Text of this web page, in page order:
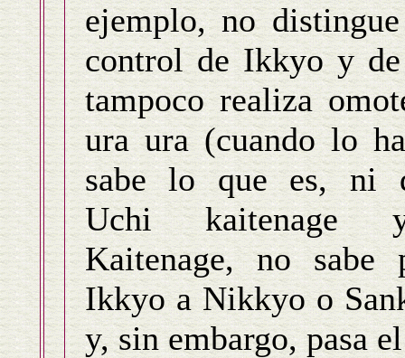
ejemplo, no
control de Ikkyo y
tampoco realiza
ura ura (cuando lo
sabe lo que es, ni
Uchi kaitenage
Kaitenage, no sabe
Ikkyo a Nikkyo o
y, sin embargo, pasa